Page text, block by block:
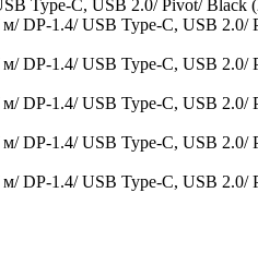
Type-C, USB 2.0/ Pivot/